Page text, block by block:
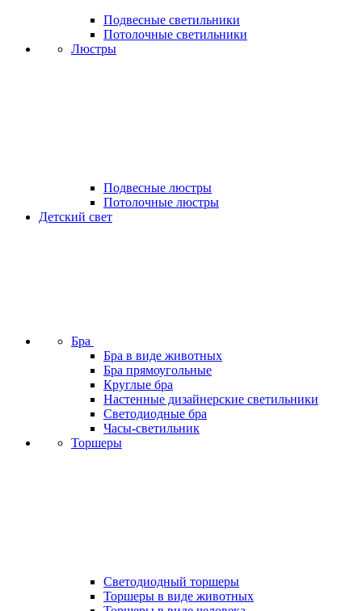
Подвесные светильники
Потолочные светильники
Люстры
Подвесные люстры
Потолочные люстры
Детский свет
Бра
Бра в виде животных
Бра прямоугольные
Круглые бра
Настенные дизайнерские светильники
Светодиодные бра
Часы-светильник
Торшеры
Светодиодный торшеры
Торшеры в виде животных